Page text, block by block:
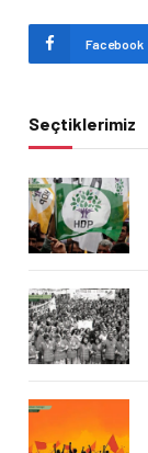
Facebook
Seçtiklerimiz